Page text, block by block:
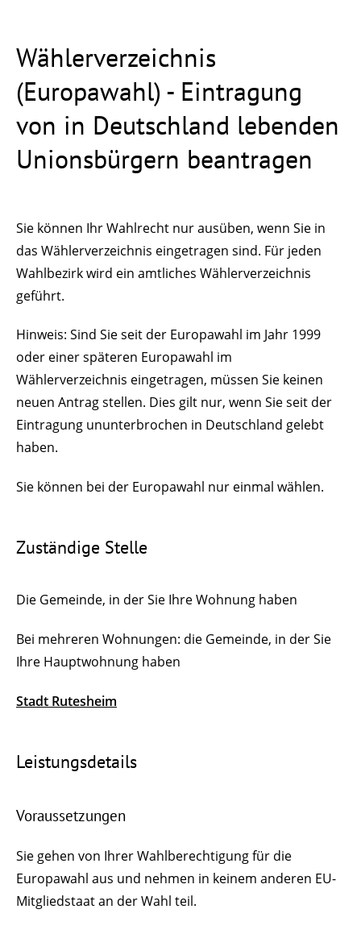
Wählerverzeichnis
(Europawahl) - Eintragung
von in Deutschland lebenden
Unionsbürgern beantragen
Sie können Ihr Wahlrecht nur ausüben, wenn Sie in
das Wählerverzeichnis eingetragen sind. Für jeden
Wahlbezirk wird ein amtliches Wählerverzeichnis
geführt.
Hinweis: Sind Sie seit der Europawahl im Jahr 1999
oder einer späteren Europawahl im
Wählerverzeichnis eingetragen, müssen Sie keinen
neuen Antrag stellen. Dies gilt nur, wenn Sie seit der
Eintragung ununterbrochen in Deutschland gelebt
haben.
Sie können bei der Europawahl nur einmal wählen.
Zuständige Stelle
Die Gemeinde, in der Sie Ihre Wohnung haben
Bei mehreren Wohnungen: die Gemeinde, in der Sie
Ihre Hauptwohnung haben
Stadt Rutesheim
Leistungsdetails
Voraussetzungen
Sie gehen von Ihrer Wahlberechtigung für die
Europawahl aus und nehmen in keinem anderen EU-
Mitgliedstaat an der Wahl teil.